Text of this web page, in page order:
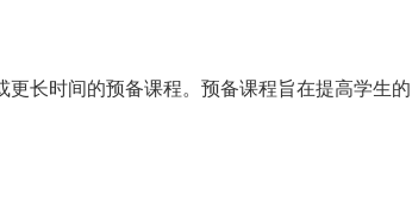
长时间的预备课程。预备课程旨在提高学生的